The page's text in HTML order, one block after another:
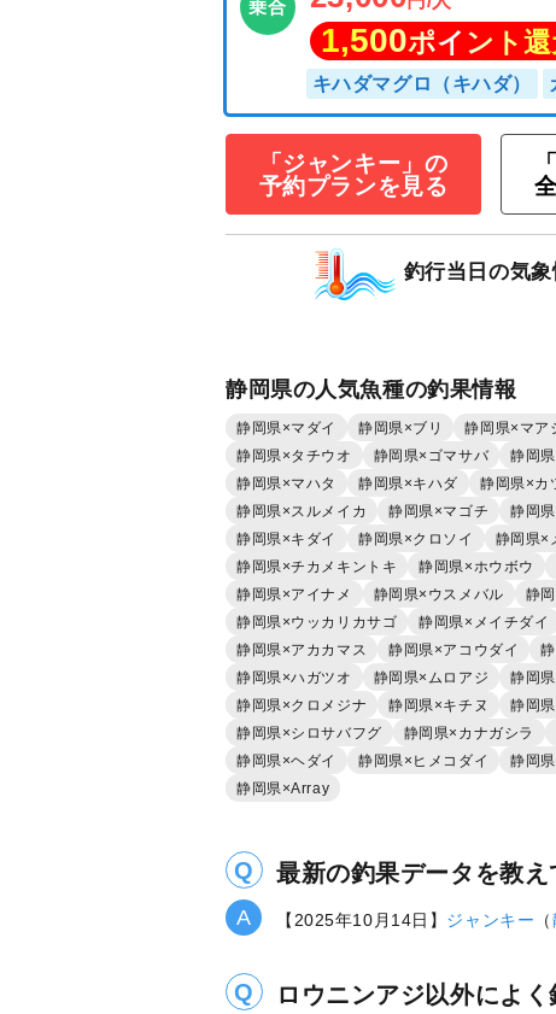
☆遠州灘☆カツオ
グ釣りプラン★★
23,000
1,500
「ジャンキー」の
予約プランを見る
釣行当日の気
静岡県の人気魚種の釣果情報
静岡県×マダイ 静岡県×ブリ 静岡県×マア
静岡県×タチウオ
静岡県×ゴマサバ 静岡
静岡県×マハタ
静岡県×キハダ 静岡県×カ
静岡県×スルメイカ
静岡県×マゴチ 静岡
静岡県×キダイ
静岡県×クロソイ 静岡県×
静岡県×チカメキントキ
静岡県×ホウボウ
静岡県×アイナメ
静岡県×ウスメバル 静
静岡県×ウッカリカサゴ
静岡県×メイチダイ
静岡県×アカカマス
静岡県×アコウダイ
静岡県×ハガツオ
静岡県×ムロアジ 静岡
静岡県×クロメジナ
静岡県×キチヌ 静岡
静岡県×シロサバフグ
静岡県×カナガシラ
静岡県×ヘダイ
静岡県×ヒメコダイ 静岡
静岡県×Array
最新の釣果データを教え
【2025年10月14日】 ジャンキー （
ロウニンアジ以外によ